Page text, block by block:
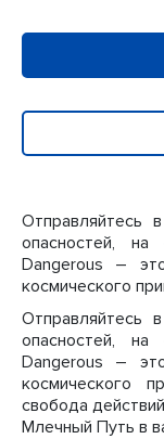
Отправляйтесь
опасностей,
Dangerous –
космического
Отправляйтесь
опасностей,
Dangerous –
космического
свобода
Млечный Путь в